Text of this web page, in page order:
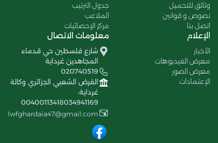
وثائق للتحميل
نصوص و قوانين
اتصل بنا
جدول الترتيب
الملاعب
مركز الإحصائيات
الإعلام
الأخبار
معرض الفيديوهات
معرض الصور
الإعتمادات
معلومات الاتصال
شارع فلسطين حي قدماء
المجاهدين غرداية
020740519
القرض الشعبي الجزائري وكالة
غرداية:
00400113418034941169
lwfghardaia47@gmail.com